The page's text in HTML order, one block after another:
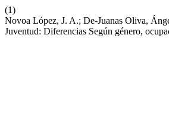
(1)
Novoa López, J. A.; De-Juanas Oliva,
Juventud: Diferencias Según género,